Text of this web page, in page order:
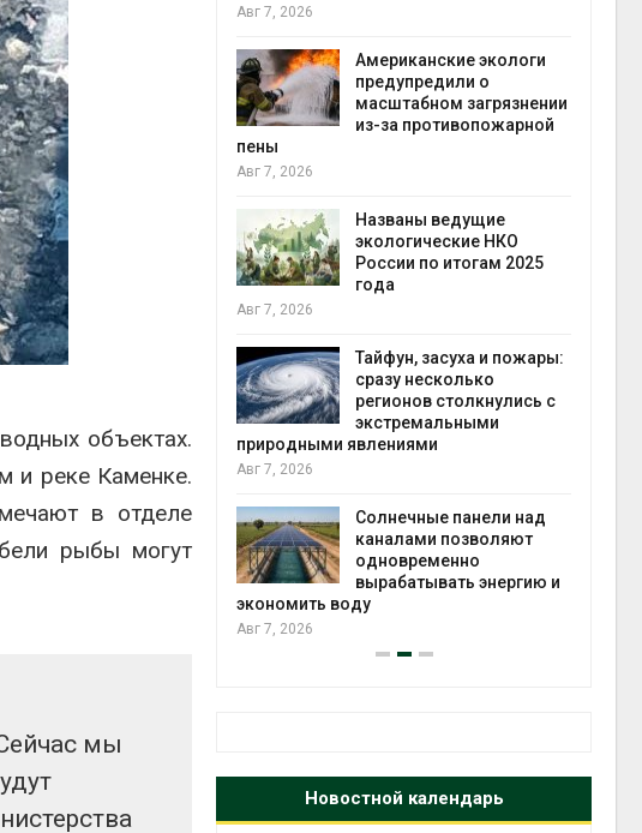
объектах.
и реке Каменке.
в отделе
рыбы могут
мы
потребовал
вложения в
природы на фоне
ущерба от пожаров
из старых шин
обходиться без
и почти
отопления
северные
набирают вес
запустит сбор
для приютов
7, 2026
Авг 7, 2026
Американские экологи
предупредили о
масштабном загрязнении
из-за противопожарной
пены
Авг 7, 2026
Названы ведущие
экологические НКО
России по итогам 2025
года
Авг 7, 2026
Тайфун, засуха и пожары:
сразу несколько
регионов столкнулись с
экстремальными
природными явлениями
Авг 7, 2026
Солнечные панели над
каналами позволяют
одновременно
вырабатывать энергию и
экономить воду
Авг 7, 2026
Новостной календарь